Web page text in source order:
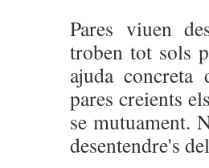
Pares viuen
troben tot sols
ajuda
pares creients
se mutuament.
desentendre's